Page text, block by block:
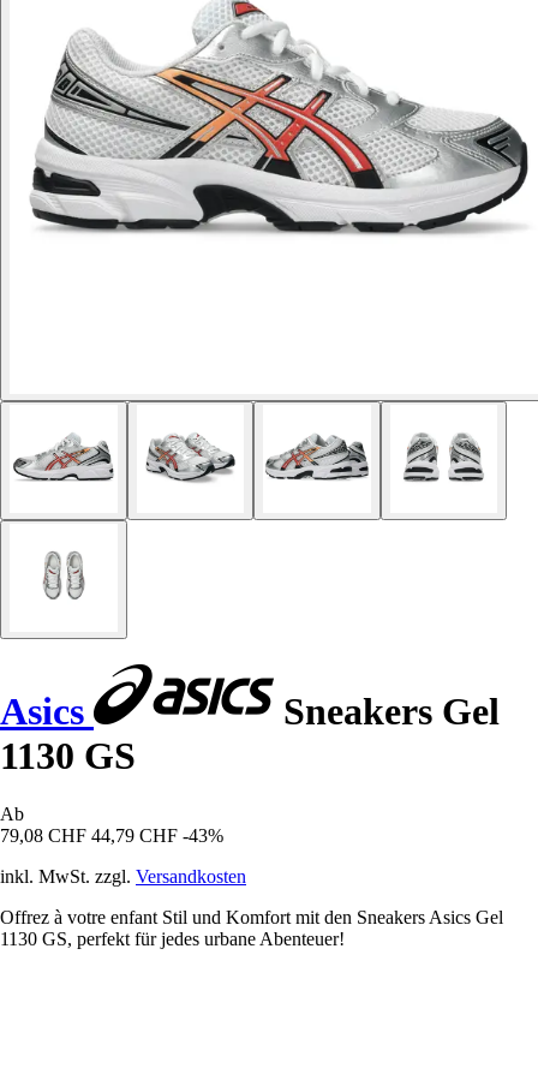
Asics
Sneakers Gel
1130 GS
Ab
79,08 CHF 44,79 CHF -43%
inkl. MwSt. zzgl. Versandkosten
Offrez à votre enfant Stil und Komfort mit den Sneakers Asics Gel
1130 GS, perfekt für jedes urbane Abenteuer!